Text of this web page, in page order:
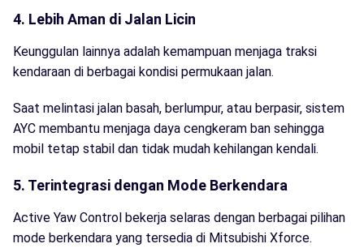
4. Lebih Aman di Jalan Licin
Keunggulan lainnya adalah kemampuan menjaga traksi
kendaraan di berbagai kondisi permukaan jalan.
Saat melintasi jalan basah, berlumpur, atau berpasir, sistem
AYC membantu menjaga daya cengkeram ban sehingga
mobil tetap stabil dan tidak mudah kehilangan kendali.
5. Terintegrasi dengan Mode Berkendara
Active Yaw Control bekerja selaras dengan berbagai pilihan
mode berkendara yang tersedia di Mitsubishi Xforce.